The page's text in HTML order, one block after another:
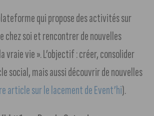
qui propose des activités sur
chez soi et rencontrer de nouvelles
vraie vie ». L’objectif : créer, consolider
social, mais aussi découvrir de nouvelles
article sur le lacement de Event’hi).